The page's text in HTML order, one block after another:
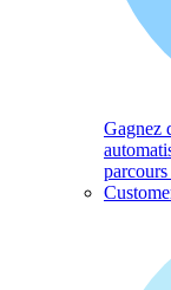
Gagnez